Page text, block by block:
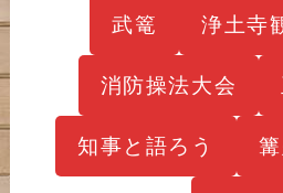
武篭 浄土寺
消防操法大会
知事と語ろう